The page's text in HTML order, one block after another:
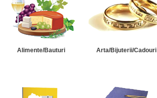
Alimente/Bauturi Arta/Bijuterii/Cadouri